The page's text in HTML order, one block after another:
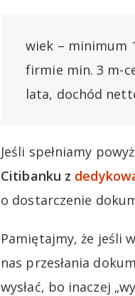
wiek – minimum
firmie min. 3 m-
lata, dochód
Jeśli spełniamy
Citibanku z
o dostarczenie
Pamiętajmy, że jeśli
nas przesłania
wysłać, bo inaczej